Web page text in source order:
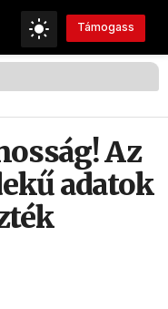
Támogass
Az
adatok